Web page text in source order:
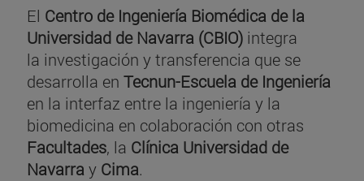
El Centro de Ingeniería Biomédica de la
Universidad de Navarra (CBIO) integra
la investigación y transferencia que se
desarrolla en Tecnun-Escuela de Ingeniería
en la interfaz entre la ingeniería y la
biomedicina en colaboración con otras
Facultades, la Clínica Universidad de
Navarra y Cima.